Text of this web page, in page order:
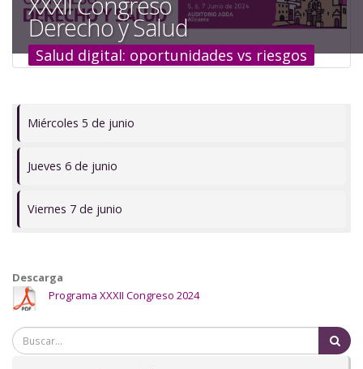
a
la
Derecho y Salud
Salud digital: oportunidades vs riesgos
Miércoles 5 de junio
Jueves 6 de junio
Viernes 7 de junio
Descarga
Programa XXXII Congreso 2024